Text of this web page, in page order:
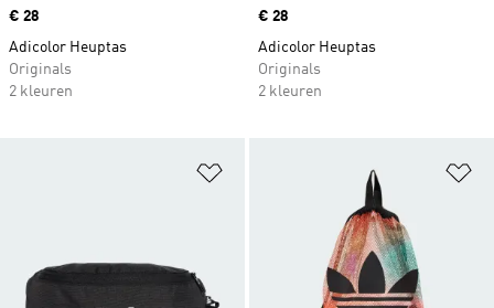
Price
€ 28
Adicolor Heuptas
Originals
2 kleuren
Price
€ 28
Adicolor Heuptas
Originals
2 kleuren
Op verlanglijst zetten